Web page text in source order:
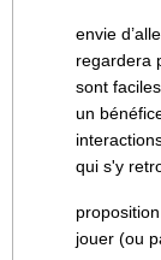
envie
regardera
sont
un
qui s'y
jouer (ou